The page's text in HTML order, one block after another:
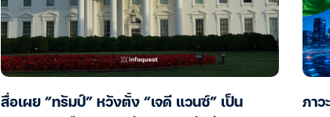
สื่อเผย “ทรัมป์” หวังตั้ง “เจดี แวนซ์” เป็น
ภาว